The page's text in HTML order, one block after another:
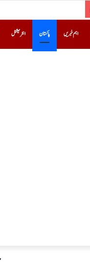
اہم خبریں پاکستان انٹرنیشنل